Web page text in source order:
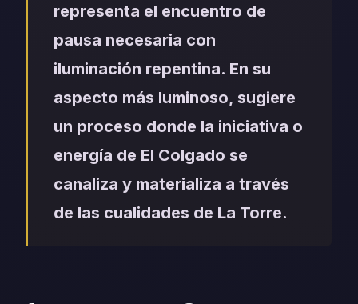
representa el encuentro de
pausa necesaria con
iluminación repentina. En su
aspecto más luminoso, sugiere
un proceso donde la iniciativa o
energía de El Colgado se
canaliza y materializa a través
de las cualidades de La Torre.